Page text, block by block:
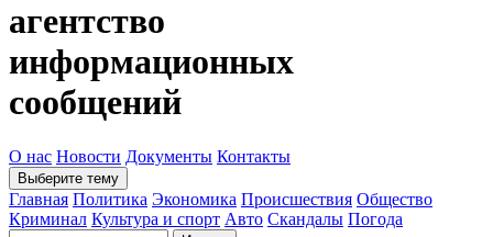
агентство
информационных
сообщений
О нас Новости Документы Контакты
Выберите тему
Главная Политика Экономика Происшествия Общество
Криминал Культура и спорт Авто Скандалы Погода